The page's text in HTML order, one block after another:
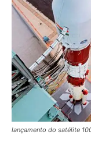
lançamento do satélite